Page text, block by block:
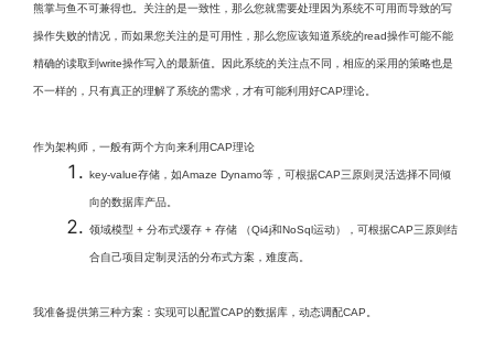
熊掌与鱼不可兼得也。关注的是一致性，那么您就需要处理因为系统不可用而导致的写
操作失败的情况，而如果您关注的是可用性，那么您应该知道系统的read操作可能不能
精确的读取到write操作写入的最新值。因此系统的关注点不同，相应的采用的策略也是
不一样的，只有真正的理解了系统的需求，才有可能利用好CAP理论。
作为架构师，一般有两个方向来利用CAP理论
key-value存储，如Amaze Dynamo等，可根据CAP三原则灵活选择不同倾
向的数据库产品。
领域模型 + 分布式缓存 + 存储 （Qi4j和NoSql运动），可根据CAP三原则结
合自己项目定制灵活的分布式方案，难度高。
我准备提供第三种方案：实现可以配置CAP的数据库，动态调配CAP。